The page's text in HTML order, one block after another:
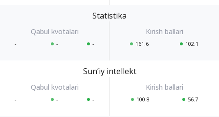
Statistika
- - - 161.6 102.1
Sunʼiy intellekt
- - - 100.8 56.7